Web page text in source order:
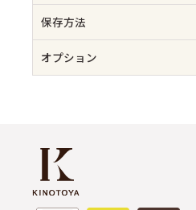
保存方法
オプション